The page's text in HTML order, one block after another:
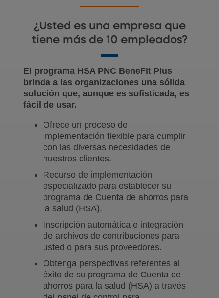
¿Usted es una empresa que
tiene más de 10 empleados?
El programa HSA PNC BeneFit Plus
brinda a las organizaciones una sólida
solución que, aunque es sofisticada, es
fácil de usar.
Ofrece un proceso de
implementación flexible para cumplir
con las diversas necesidades de
nuestros clientes.
Recurso de implementación
especializado para establecer su
programa de Cuenta de ahorros para
la salud (HSA).
Inscripción automática e integración
de archivos de contribuciones para
usted o para sus proveedores.
Obtenga perspectivas referentes al
éxito de su programa de Cuenta de
ahorros para la salud (HSA) a través